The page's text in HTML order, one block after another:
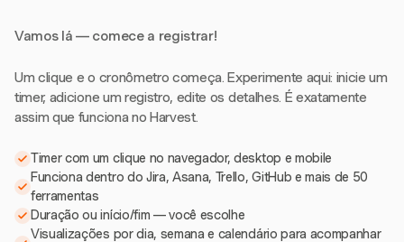
Vamos lá — comece a registrar!
Um clique e o cronômetro começa. Experimente aqui: inicie um
timer, adicione um registro, edite os detalhes. É exatamente
assim que funciona no Harvest.
Timer com um clique no navegador, desktop e mobile
Funciona dentro do Jira, Asana, Trello, GitHub e mais de 50
ferramentas
Duração ou início/fim — você escolhe
Visualizações por dia, semana e calendário para acompanhar